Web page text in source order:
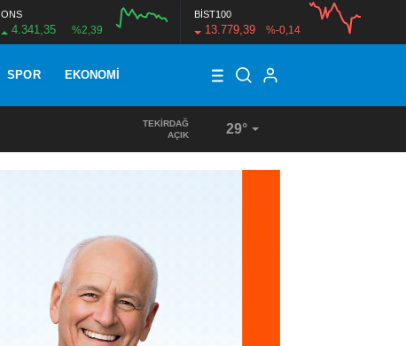
ONS
4.341,35 %2,39
BİST100
13.779,39 %-0,14
SPOR EKONOMI
HALK AKADEMİSİ’NDEN REKOR BAŞARI
TEKIRDAĞ
AÇIK
29°